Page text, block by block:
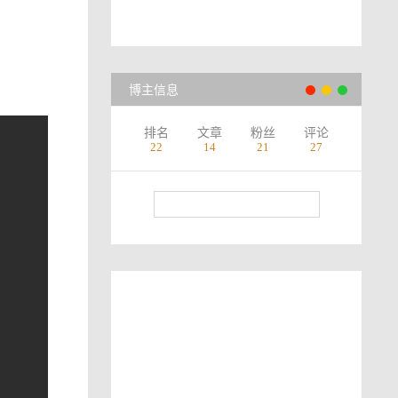
博主信息
排名
22
文章
14
粉丝
21
评论
27